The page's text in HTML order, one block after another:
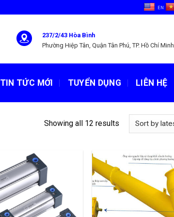
EN
237/2/43 Hòa Bình
Phường Hiệp Tân, Quận Tân Phú, TP. Hồ Chí Minh
TIN TỨC MỚI TUYỂN DỤNG LIÊN HỆ
Showing all 12 results